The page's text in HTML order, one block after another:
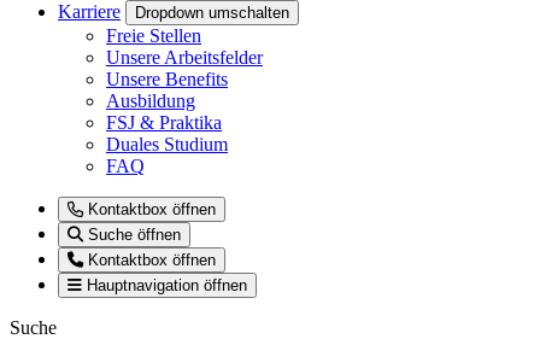
Karriere
Dropdown umschalten
Freie Stellen
Unsere Arbeitsfelder
Unsere Benefits
Ausbildung
FSJ & Praktika
Duales Studium
FAQ
Kontaktbox öffnen
Suche öffnen
Kontaktbox öffnen
Hauptnavigation öffnen
Suche